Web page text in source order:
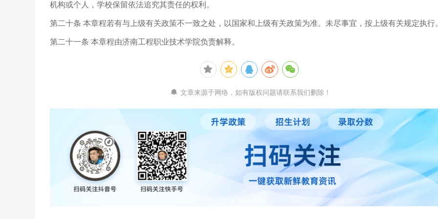
机构或个人，学校保留依法追究其责任的权利。
第二十条 本章程若有与上级有关政策不一致之处，以国家和上级有关政策为准。未尽事宜，按上级有关规定执行
第二十一条 本章程由济南工程职业技术学院负责解释。
文章来源于网络，如有版权问题请联系我们删除！